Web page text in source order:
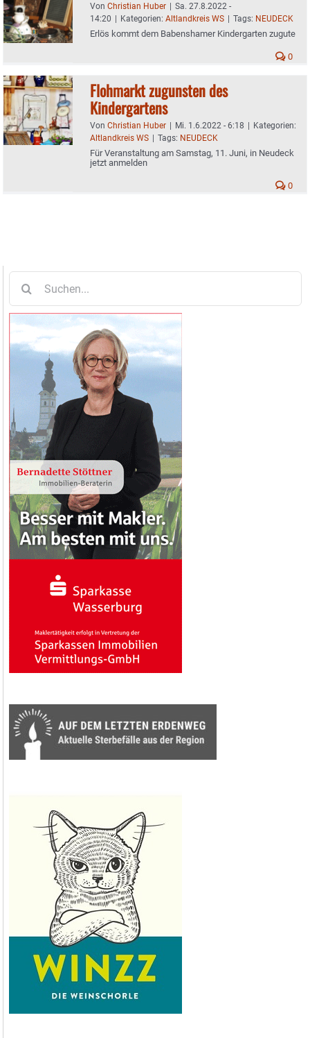
Von Christian Huber | Sa. 27.8.2022 -
14:20 | Kategorien: Altlandkreis WS | Tags: NEUDECK
Erlös kommt dem Babenshamer Kindergarten zugute
0
Flohmarkt zugunsten des
Kindergartens
Von Christian Huber | Mi. 1.6.2022 - 6:18 | Kategorien:
Altlandkreis WS | Tags: NEUDECK
Für Veranstaltung am Samstag, 11. Juni, in Neudeck
jetzt anmelden
0
nach: